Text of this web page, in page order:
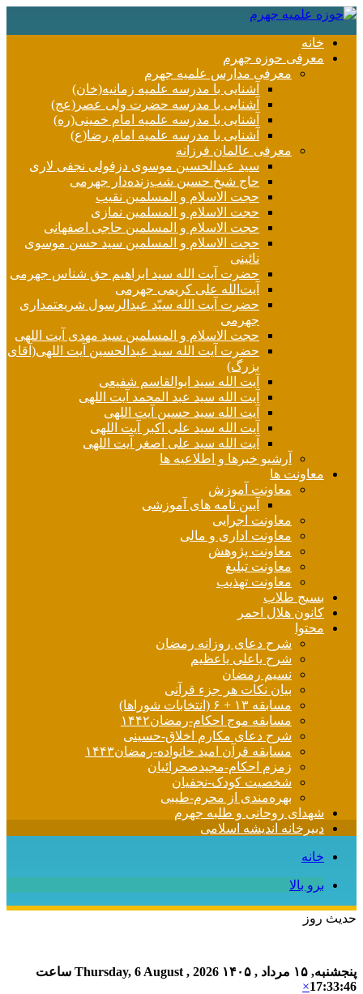
خانه
معرفی حوزه جهرم
معرفی مدارس علمیه جهرم
آشنایی با مدرسه علمیه زمانیه(خان)
آشنایی با مدرسه حضرت ولی عصر(عج)
آشنایی با مدرسه علمیه امام خمینی(ره)
آشنایی با مدرسه علمیه امام رضا(ع)
معرفی عالمان فرزانه
سید عبدالحسین موسوی دزفولی نجفی لاری
حاج شیخ حسین شب‌زنده‌دار جهرمی
حجت الاسلام و المسلمین نقیب
حجت الاسلام و المسلمین نمازی
حجت الاسلام و المسلمین حاجی اصفهانی
حجت الاسلام و المسلمین سید حسن موسوی
نائینی
حضرت آیت الله سید ابراهیم حق شناس جهرمی
آیت‌الله علی کریمی جهرمی
حضرت آيت الله سیّد عبدالرسول شریعتمداری
جهرمی
حجت الاسلام و المسلمین سید مهدی آیت اللهی
حضرت آیت الله سید عبدالحسین آیت اللهی(آقای
بزرگ)
آیت الله سید ابوالقاسم شفیعی
آیت الله سید عبد المحمد آیت اللهی
آیت الله سید حسین آیت اللهی
آیت الله سید علی اکبر آیت اللهی
آیت الله سید علی اصغر آیت اللهی
آرشیو خبرها و اطلاعیه ها
معاونت ها
معاونت آموزش
آیین نامه های آموزشی
معاونت اجرایی
معاونت اداری و مالی
معاونت پژوهش
معاونت تبلیغ
معاونت تهذیب
بسیج طلاب
کانون هلال احمر
محتوا
شرح دعای روزانه رمضان
شرح یاعلی یاعظیم
نسیم رمضان
بیان نکات هر جزء قرآنی
مسابقه ۱۳ + ۶ (انتخابات شوراها)
مسابقه موج احکام-رمضان۱۴۴۲
شرح دعای مکارم اخلاق-حسینی
مسابقه قرآن امید خانواده-رمضان۱۴۴۳
زمزم احکام-مجیدصحرائیان
شخصیت کودک-نجفیان
بهره‌مندی از محرم-طیبی
شهدای روحانی و طلبه جهرم
دبیرخانه اندیشه اسلامی
خانه
برو بالا
حدیث روز
پنجشنبه, ۱۵ مرداد , ۱۴۰۵ Thursday, 6 August , 2026 ساعت
17:33:46
×